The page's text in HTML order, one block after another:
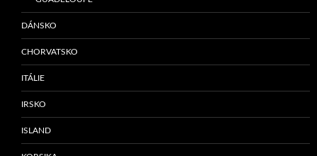
DÁNSKO
CHORVATSKO
ITÁLIE
IRSKO
ISLAND